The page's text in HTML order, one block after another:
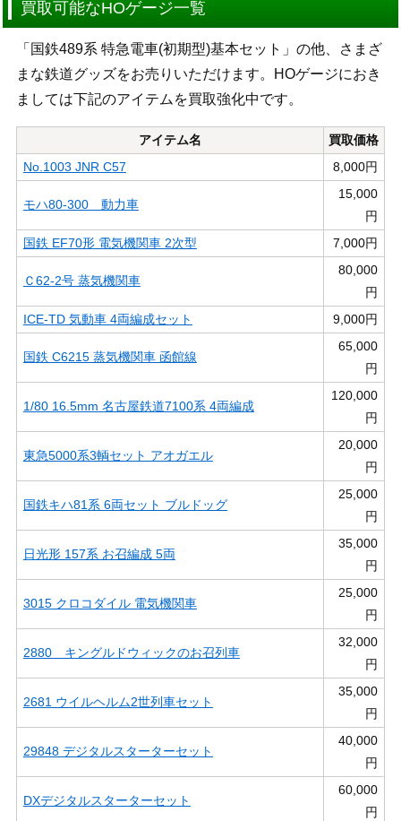
買取可能なHOゲージ一覧
「国鉄489系 特急電車(初期型)基本セット」の他、さまざ
まな鉄道グッズをお売りいただけます。HOゲージにおき
ましては下記のアイテムを買取強化中です。
アイテム名
買取価格
No.1003 JNR C57
8,000円
モハ80-300 動力車
15,000
円
国鉄 EF70形 電気機関車 2次型
7,000円
Ｃ62-2号 蒸気機関車
80,000
円
ICE-TD 気動車 4両編成セット
9,000円
国鉄 C6215 蒸気機関車 函館線
65,000
円
1/80 16.5mm 名古屋鉄道7100系 4両編成
120,000
円
東急5000系3輌セット アオガエル
20,000
円
国鉄キハ81系 6両セット ブルドッグ
25,000
円
日光形 157系 お召編成 5両
35,000
円
3015 クロコダイル 電気機関車
25,000
円
2880 キングルドウィックのお召列車
32,000
円
2681 ウイルヘルム2世列車セット
35,000
円
29848 デジタルスターターセット
40,000
円
DXデジタルスターターセット
60,000
円